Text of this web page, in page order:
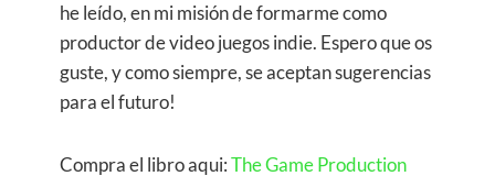
he leído, en mi misión de formarme como
productor de video juegos indie. Espero que os
guste, y como siempre, se aceptan sugerencias
para el futuro!
Compra el libro aqui:The Game Production